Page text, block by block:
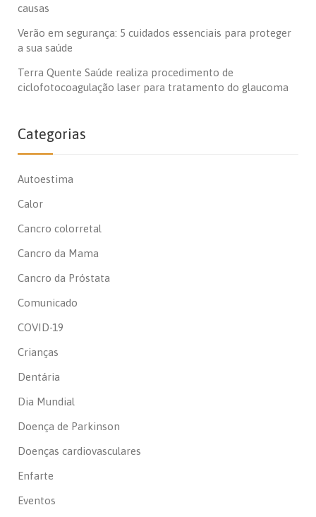
causas
Verão em segurança: 5 cuidados essenciais para proteger
a sua saúde
Terra Quente Saúde realiza procedimento de
ciclofotocoagulação laser para tratamento do glaucoma
Categorias
Autoestima
Calor
Cancro colorretal
Cancro da Mama
Cancro da Próstata
Comunicado
COVID-19
Crianças
Dentária
Dia Mundial
Doença de Parkinson
Doenças cardiovasculares
Enfarte
Eventos